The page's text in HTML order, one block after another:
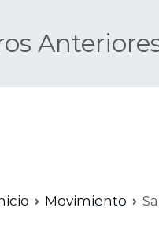
Movimiento